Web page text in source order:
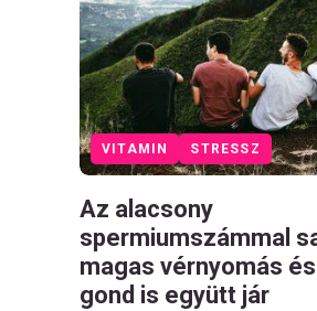
VITAMIN STRESSZ
Az alacsony
spermiumszámmal
magas vérnyomás
gond is együtt jár